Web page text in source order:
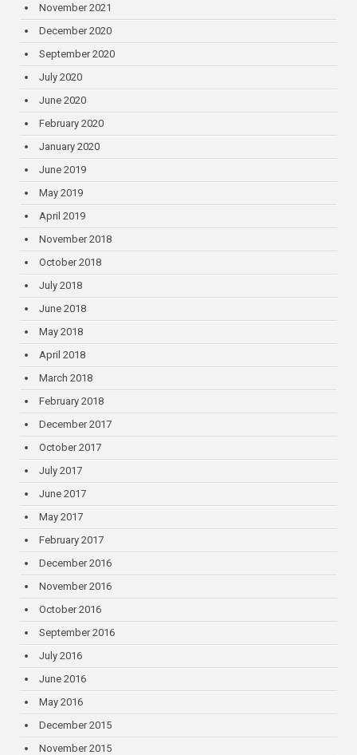
November 2021
December 2020
September 2020
July 2020
June 2020
February 2020
January 2020
June 2019
May 2019
April 2019
November 2018
October 2018
July 2018
June 2018
May 2018
April 2018
March 2018
February 2018
December 2017
October 2017
July 2017
June 2017
May 2017
February 2017
December 2016
November 2016
October 2016
September 2016
July 2016
June 2016
May 2016
December 2015
November 2015